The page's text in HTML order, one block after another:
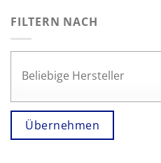
FILTERN NACH
Übernehmen